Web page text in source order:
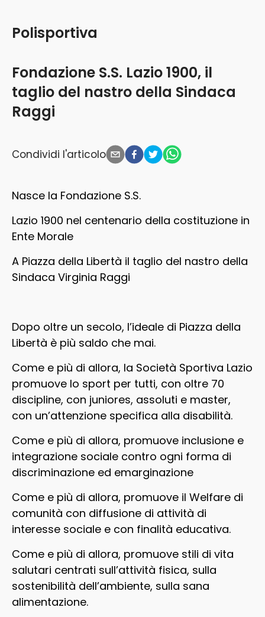
Fondazione S.S. Lazio 1900, il
taglio del nastro della Sindaca
Raggi
Polisportiva
Condividi l'articolo
Nasce la Fondazione S.S.
Lazio 1900 nel centenario della costituzione in
Ente Morale
A Piazza della Libertà il taglio del nastro della
Sindaca Virginia Raggi
Dopo oltre un secolo, l’ideale di Piazza della
Libertà è più saldo che mai.
Come e più di allora, la Società Sportiva Lazio
promuove lo sport per tutti, con oltre 70
discipline, con juniores, assoluti e master,
con un’attenzione specifica alla disabilità.
Come e più di allora, promuove inclusione e
integrazione sociale contro ogni forma di
discriminazione ed emarginazione
Come e più di allora, promuove il Welfare di
comunità con diffusione di attività di
interesse sociale e con finalità educativa.
Come e più di allora, promuove stili di vita
salutari centrati sull’attività fisica, sulla
sostenibilità dell’ambiente, sulla sana
alimentazione.